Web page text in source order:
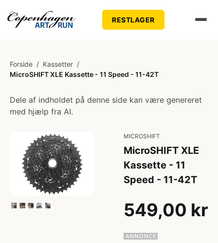
RESTLAGER
Forside / Kassetter /
MicroSHIFT XLE Kassette - 11 Speed - 11-42T
Dele af indholdet på denne side kan være genereret
med hjælp fra AI.
MICROSHIFT
MicroSHIFT XLE
Kassette - 11
Speed - 11-42T
549,00 kr